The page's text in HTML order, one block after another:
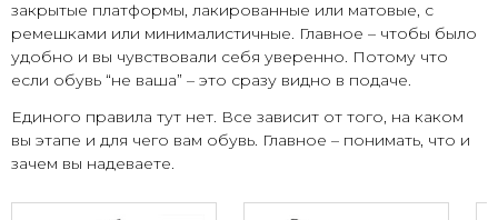
закрытые платформы, лакированные или матовые, с
ремешками или минималистичные. Главное – чтобы было
удобно и вы чувствовали себя уверенно. Потому что
если обувь “не ваша” – это сразу видно в подаче.
Единого правила тут нет. Все зависит от того, на каком
вы этапе и для чего вам обувь. Главное – понимать, что и
зачем вы надеваете.